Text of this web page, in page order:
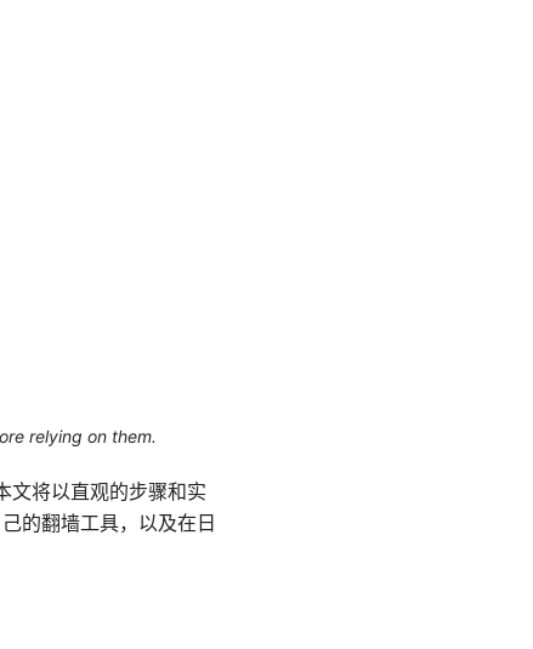
relying on them.
文将以直观的步骤和实
的翻墙工具，以及在日